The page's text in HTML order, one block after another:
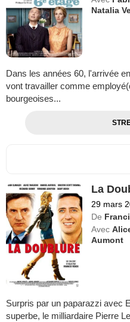
Natalia
Dans les années 60, l'arrivée
vont travailler comme
bourgeoises...
La
29 mars
De
Avec
Aumont
Surpris par un paparazzi avec
superbe, le milliardaire Pierre